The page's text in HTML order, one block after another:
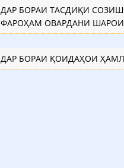
ДАР БОРАИ ТАСДИҚИ
ФАРОҲАМ ОВАРДАНИ
ДАР БОРАИ ҚОИДАҲОИ